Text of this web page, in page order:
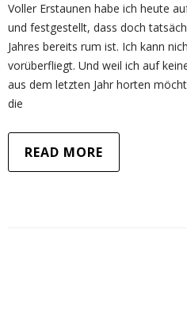
Voller Erstaunen habe ich heute
und festgestellt, dass doch
Jahres bereits rum ist. Ich kann
vorüberfliegt. Und weil ich auf
aus dem letzten Jahr horten
die
READ MORE